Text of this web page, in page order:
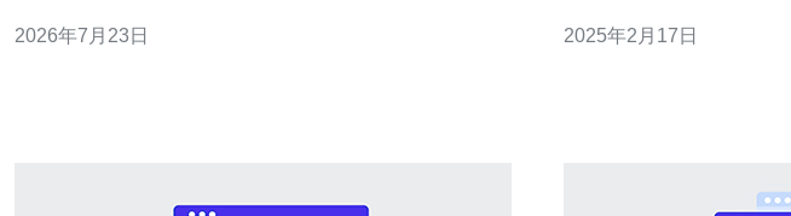
限，可以选择VPS或按需云主机方案实现最便宜的入门级
2026年7月23日
一个需要深入研究和解决的问题。 中国以其
2025年2月17日